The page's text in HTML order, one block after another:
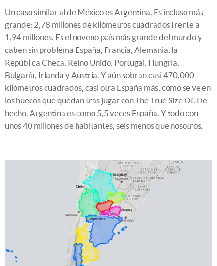
Un caso similar al de México es Argentina. Es incluso más
grande: 2,78 millones de kilómetros cuadrados frente a
1,94 millones. Es el noveno país más grande del mundo y
caben sin problema España, Francia, Alemania, la
República Checa, Reino Unido, Portugal, Hungría,
Bulgaría, Irlanda y Austria. Y aún sobran casi 470.000
kilómetros cuadrados, casi otra España más, como se ve en
los huecos que quedan tras jugar con The True Size Of. De
hecho, Argentina es como 5,5 veces España. Y todo con
unos 40 millones de habitantes, seis menos que nosotros.